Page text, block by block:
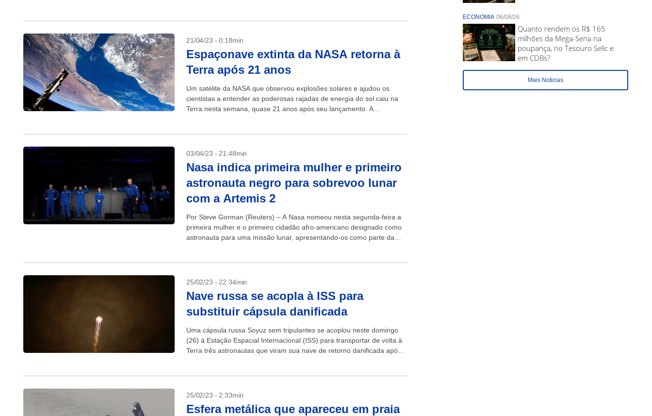
21/04/23 - 0:18min
Espaçonave extinta da NASA retorna à
Terra após 21 anos
Um satélite da NASA que observou explosões solares e ajudou os
cientistas a entender as poderosas rajadas de energia do sol caiu na
Terra nesta semana, quase 21 anos após seu lançamento. A
03/04/23 - 21:48min
Nasa indica primeira mulher e primeiro
astronauta negro para sobrevoo lunar
com a Artemis 2
Por Steve Gorman (Reuters) – A Nasa nomeou nesta segunda-feira a
primeira mulher e o primeiro cidadão afro-americano designado como
astronauta para uma missão lunar, apresentando-os como parte da
25/02/23 - 22:34min
Nave russa se acopla à ISS para
substituir cápsula danificada
Uma cápsula russa Soyuz sem tripulantes se acoplou neste domingo
(26) à Estação Espacial Internacional (ISS) para transportar de volta à
Terra três astronautas que viram sua nave de retorno danificada após o
25/02/23 - 2:33min
Esfera metálica que apareceu em praia
ECONOMIA 06/08/26
Quanto rendem os R$ 165
milhões da Mega-Sena na
poupança, no Tesouro Selic e
em CDBs?
Mais Noticias